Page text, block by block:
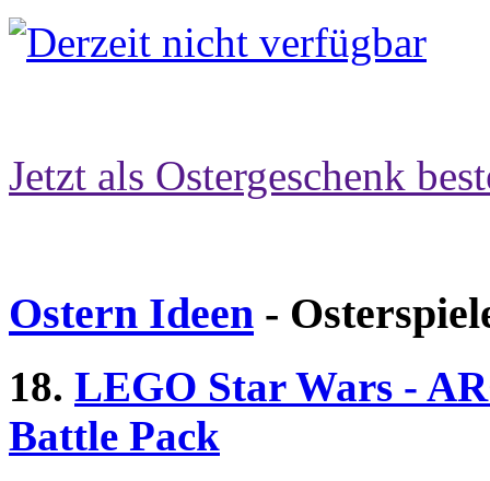
Jetzt als Ostergeschenk
Ostern Ideen -
18. LEGO Star Wars -
Battle Pack